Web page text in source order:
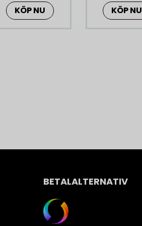
KÖP NU KÖP NU
BETALALTERNATIV